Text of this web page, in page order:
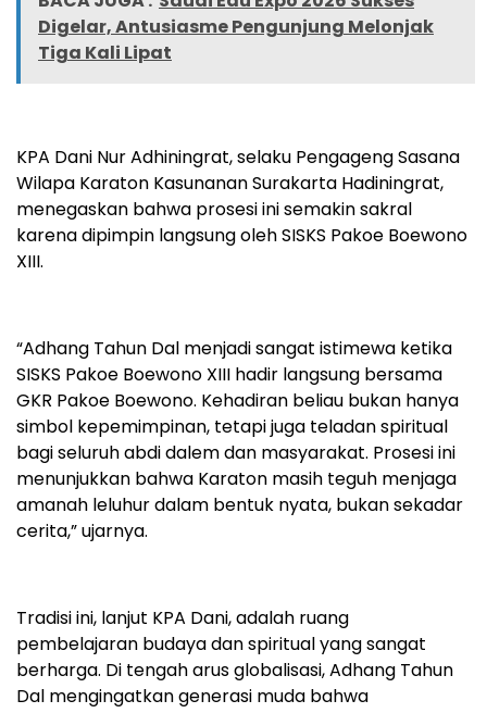
Digelar, Antusiasme Pengunjung Melonjak
Tiga Kali Lipat
KPA Dani Nur Adhiningrat, selaku Pengageng Sasana
Wilapa Karaton Kasunanan Surakarta Hadiningrat,
menegaskan bahwa prosesi ini semakin sakral
karena dipimpin langsung oleh SISKS Pakoe Boewono
XIII.
“Adhang Tahun Dal menjadi sangat istimewa ketika
SISKS Pakoe Boewono XIII hadir langsung bersama
GKR Pakoe Boewono. Kehadiran beliau bukan hanya
simbol kepemimpinan, tetapi juga teladan spiritual
bagi seluruh abdi dalem dan masyarakat. Prosesi ini
menunjukkan bahwa Karaton masih teguh menjaga
amanah leluhur dalam bentuk nyata, bukan sekadar
cerita,” ujarnya.
Tradisi ini, lanjut KPA Dani, adalah ruang
pembelajaran budaya dan spiritual yang sangat
berharga. Di tengah arus globalisasi, Adhang Tahun
Dal mengingatkan generasi muda bahwa